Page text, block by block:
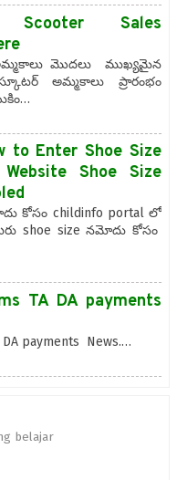
Sales
మొదలు ముఖ్యమైన
అమ్మ‌కాలు ప్రారంభం
to Enter Shoe Size
Shoe Size
కోసం childinfo portal లో
shoe size నమోదు కోసం
TA DA payments
payments News.…
belajar